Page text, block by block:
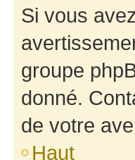
Si vous
groupe
donné.
de votre
Haut